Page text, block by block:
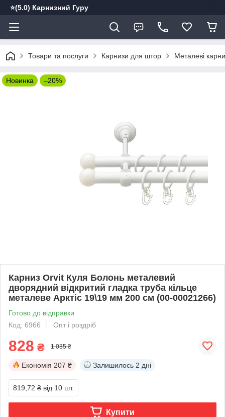
⭐️(5.0) Карнизний Гуру
Товари та послуги Карнизи для штор Металеві
Новинка –20%
Карниз Orvit Куля Болонь металевий
дворядний відкритий гладка труба кільце
металеве Арктіс 19\19 мм 200 см (00-00021266)
Готово до відправки
Код: 6966
Опт і роздріб
828 ₴ 1 035 ₴
Економія 207 ₴ Залишилось 2 дні
819,72 ₴ від 10 шт.
Купити